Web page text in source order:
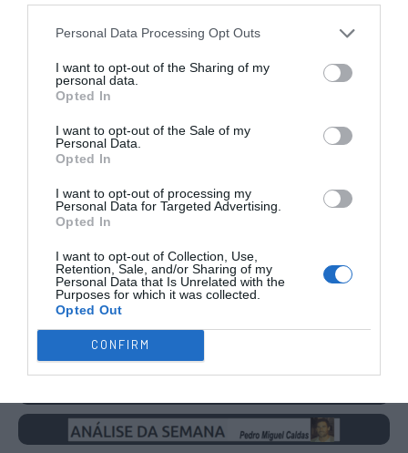
Personal Data Processing Opt Outs
I want to opt-out of the Sharing of my
personal data.
Opted In
I want to opt-out of the Sale of my
Personal Data.
Opted In
I want to opt-out of processing my
Personal Data for Targeted Advertising.
Opted In
I want to opt-out of Collection, Use,
Retention, Sale, and/or Sharing of my
Personal Data that Is Unrelated with the
Purposes for which it was collected.
Opted Out
CONFIRM
TRANSFERÊNCIAS - ÉPOCA 2026/27
ÚLTIMOS
RESULTADOS
PRÓXIMOS
RESULTADOS
DO DIA
NOMEAÇÕES